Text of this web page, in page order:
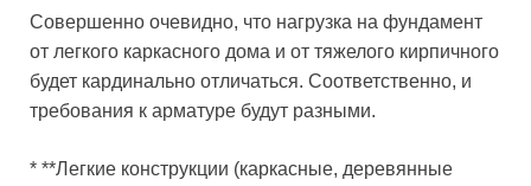
Совершенно очевидно, что нагрузка на фундамент
от легкого каркасного дома и от тяжелого кирпичного
будет кардинально отличаться. Соответственно, и
требования к арматуре будут разными.
* **Легкие конструкции (каркасные, деревянные